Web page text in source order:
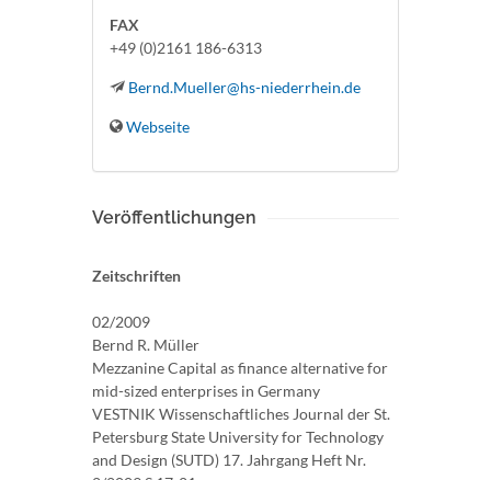
FAX
+49 (0)2161 186-6313
Bernd.Mueller@hs-niederrhein.de
Webseite
Veröffentlichungen
Zeitschriften
02/2009
Bernd R. Müller
Mezzanine Capital as finance alternative for
mid-sized enterprises in Germany
VESTNIK Wissenschaftliches Journal der St.
Petersburg State University for Technology
and Design (SUTD) 17. Jahrgang Heft Nr.